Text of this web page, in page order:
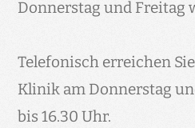
Donnerstag und Freitag
Telefonisch erreichen
Klinik am Donnerstag
bis 16.30 Uhr.